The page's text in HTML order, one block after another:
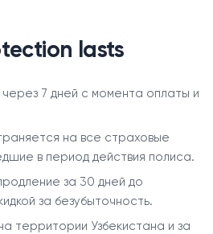
lasts
7 дней с момента оплаты и
на все страховые
в период действия полиса.
за 30 дней до
за безубыточность.
территории Узбекистана и за